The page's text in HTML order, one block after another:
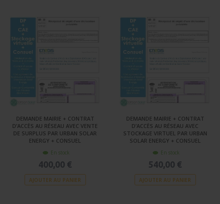
DEMANDE MAIRIE + CONTRAT
D’ACCÈS AU RÉSEAU AVEC VENTE
DE SURPLUS PAR URBAN SOLAR
ENERGY + CONSUEL
En stock
400,00 €
AJOUTER AU PANIER
DEMANDE MAIRIE + CONTRAT
D’ACCÈS AU RÉSEAU AVEC
STOCKAGE VIRTUEL PAR URBAN
SOLAR ENERGY + CONSUEL
En stock
540,00 €
AJOUTER AU PANIER